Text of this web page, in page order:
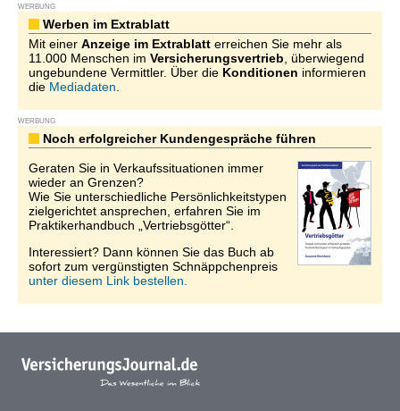
WERBUNG
Werben im Extrablatt
Mit einer Anzeige im Extrablatt erreichen Sie mehr als
11.000 Menschen im Versicherungsvertrieb , überwiegend
ungebundene Vermittler. Über die Konditionen informieren
die Mediadaten
WERBUNG
Noch erfolgreicher Kundengespräche führen
Geraten Sie in Verkaufssituationen immer
wieder an Grenzen?
Wie Sie unterschiedliche Persönlichkeitstypen
zielgerichtet ansprechen, erfahren Sie im
Praktikerhandbuch „Vertriebsgötter“.
Interessiert? Dann können Sie das Buch ab
sofort zum vergünstigten Schnäppchenpreis
unter diesem Link bestellen.